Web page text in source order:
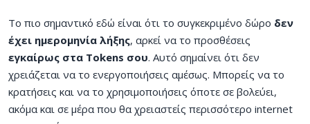
Το πιο σημαντικό εδώ είναι ότι το συγκεκριμένο δώρο δεν
έχει ημερομηνία λήξης, αρκεί να το προσθέσεις
εγκαίρως στα Tokens σου. Αυτό σημαίνει ότι δεν
χρειάζεται να το ενεργοποιήσεις αμέσως. Μπορείς να το
κρατήσεις και να το χρησιμοποιήσεις όποτε σε βολεύει,
ακόμα και σε μέρα που θα χρειαστείς περισσότερο internet